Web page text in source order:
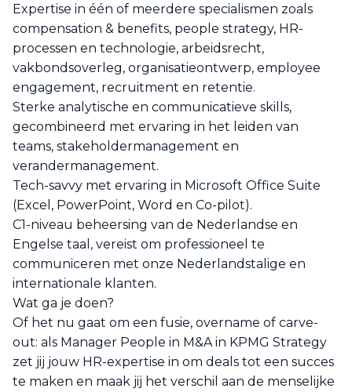
Expertise in één of meerdere specialismen zoals
compensation & benefits, people strategy, HR-
processen en technologie, arbeidsrecht,
vakbondsoverleg, organisatieontwerp, employee
engagement, recruitment en retentie.
Sterke analytische en communicatieve skills,
gecombineerd met ervaring in het leiden van
teams, stakeholdermanagement en
verandermanagement.
Tech-savvy met ervaring in Microsoft Office Suite
(Excel, PowerPoint, Word en Co-pilot).
C1-niveau beheersing van de Nederlandse en
Engelse taal, vereist om professioneel te
communiceren met onze Nederlandstalige en
internationale klanten.
Wat ga je doen?
Of het nu gaat om een fusie, overname of carve-
out: als Manager People in M&A in KPMG Strategy
zet jij jouw HR-expertise in om deals tot een succes
te maken en maak jij het verschil aan de menselijke